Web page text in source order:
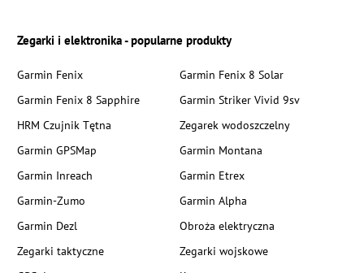
Zegarki i elektronika - popularne produkty
Garmin Fenix
Garmin Fenix 8 Solar
Garmin Fenix 8 Sapphire
Garmin Striker Vivid 9sv
HRM Czujnik Tętna
Zegarek wodoszczelny
Garmin GPSMap
Garmin Montana
Garmin Inreach
Garmin Etrex
Garmin-Zumo
Garmin Alpha
Garmin Dezl
Obroża elektryczna
Zegarki taktyczne
Zegarki wojskowe